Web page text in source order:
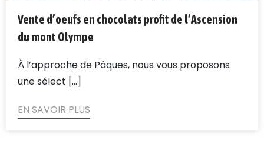
Vente d’oeufs en chocolats profit de l’Ascension
du mont Olympe
À l’approche de Pâques, nous vous proposons
une sélect [...]
EN SAVOIR PLUS